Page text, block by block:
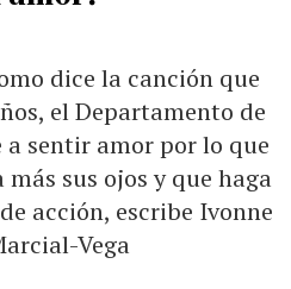
dice la canción que
el Departamento de
sentir amor por lo que
sus ojos y que haga
acción, escribe Ivonne
Vega